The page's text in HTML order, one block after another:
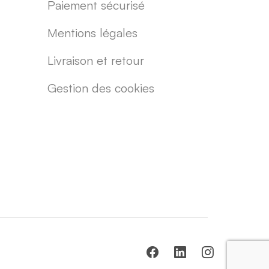
Paiement sécurisé
Mentions légales
Livraison et retour
Gestion des cookies